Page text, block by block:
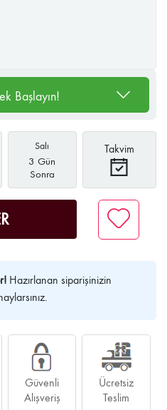
Başlayın!
Salı
3 Gün
Sonra
Takvim
Hazırlanan siparişinizin
Güvenli
Alışveriş
Ücretsiz
Teslim